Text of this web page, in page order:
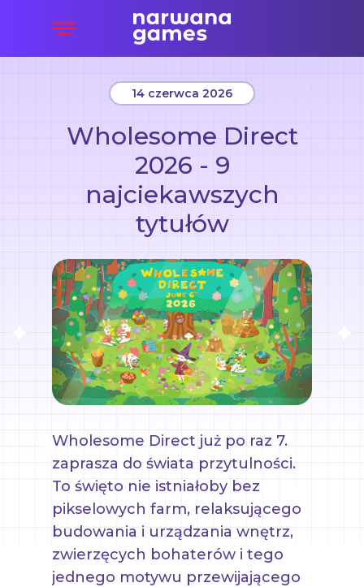
Wholesome Direct
2026 - 9
najciekawszych
tytułów
14 czerwca 2026
Wholesome Direct już po raz 7.
zaprasza do świata przytulności.
To święto nie istniałoby bez
pikselowych farm, relaksującego
budowania i urządzania wnętrz,
zwierzęcych bohaterów i tego
jednego motywu przewijającego